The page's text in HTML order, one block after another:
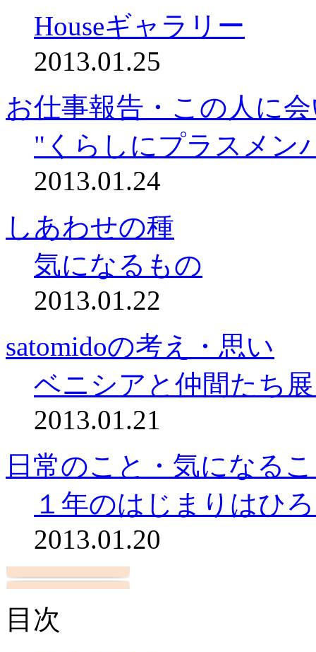
Houseギャラリー
2013.01.25
お仕事報告・この人に
"くらしにプラスメン
2013.01.24
しあわせの種
気になるもの
2013.01.22
satomidoの考え・思い
ベニシアと仲間たち
2013.01.21
日常のこと・気になる
１年のはじまりはひ
2013.01.20
目次